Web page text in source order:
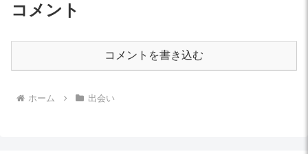
コメント
コメントを書き込む
ホーム 出会い